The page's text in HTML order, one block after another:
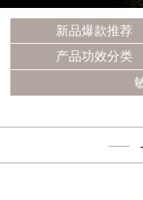
新品爆款推荐
产品功效分类